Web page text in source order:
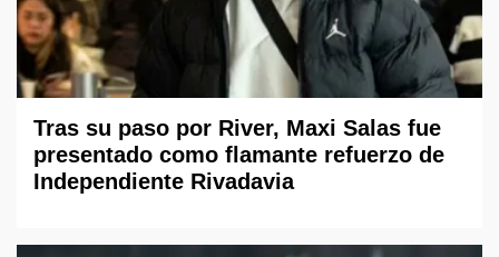
Tras su paso por River, Maxi Salas fue
presentado como flamante refuerzo de
Independiente Rivadavia